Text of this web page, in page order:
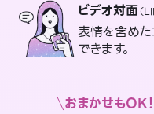
ビデオ対面（
表情を含めた
できます。
おまかせもOK